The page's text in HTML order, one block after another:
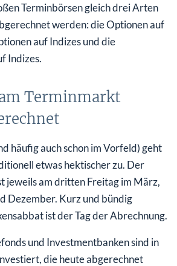
Terminbörsen gleich drei Arten
werden: die Optionen auf
auf Indizes und die
Indizes.
Terminmarkt
häufig auch schon im Vorfeld) geht
etwas hektischer zu. Der
jeweils am dritten Freitag im März,
Dezember. Kurz und bündig
ist der Tag der Abrechnung.
und Investmentbanken sind in
die heute abgerechnet